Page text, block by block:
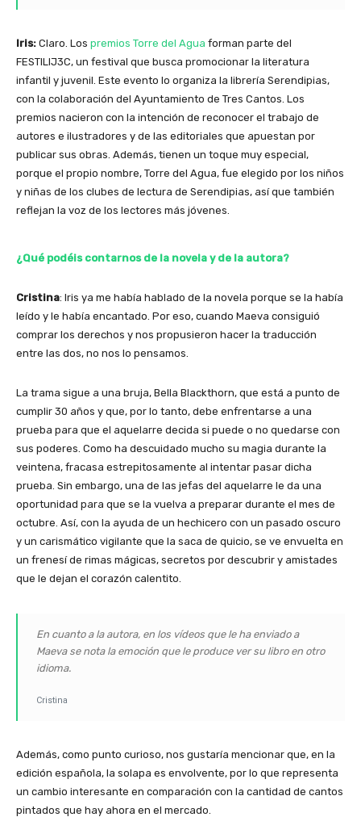
Iris: Claro. Los premios Torre del Agua forman parte del
FESTILIJ3C, un festival que busca promocionar la literatura
infantil y juvenil. Este evento lo organiza la librería Serendipias,
con la colaboración del Ayuntamiento de Tres Cantos. Los
premios nacieron con la intención de reconocer el trabajo de
autores e ilustradores y de las editoriales que apuestan por
publicar sus obras. Además, tienen un toque muy especial,
porque el propio nombre, Torre del Agua, fue elegido por los niños
y niñas de los clubes de lectura de Serendipias, así que también
reflejan la voz de los lectores más jóvenes.
¿Qué podéis contarnos de la novela y de la autora?
Cristina: Iris ya me había hablado de la novela porque se la había
leído y le había encantado. Por eso, cuando Maeva consiguió
comprar los derechos y nos propusieron hacer la traducción
entre las dos, no nos lo pensamos.
La trama sigue a una bruja, Bella Blackthorn, que está a punto de
cumplir 30 años y que, por lo tanto, debe enfrentarse a una
prueba para que el aquelarre decida si puede o no quedarse con
sus poderes. Como ha descuidado mucho su magia durante la
veintena, fracasa estrepitosamente al intentar pasar dicha
prueba. Sin embargo, una de las jefas del aquelarre le da una
oportunidad para que se la vuelva a preparar durante el mes de
octubre. Así, con la ayuda de un hechicero con un pasado oscuro
y un carismático vigilante que la saca de quicio, se ve envuelta en
un frenesí de rimas mágicas, secretos por descubrir y amistades
que le dejan el corazón calentito.
En cuanto a la autora, en los vídeos que le ha enviado a
Maeva se nota la emoción que le produce ver su libro en otro
idioma.
Cristina
Además, como punto curioso, nos gustaría mencionar que, en la
edición española, la solapa es envolvente, por lo que representa
un cambio interesante en comparación con la cantidad de cantos
pintados que hay ahora en el mercado.